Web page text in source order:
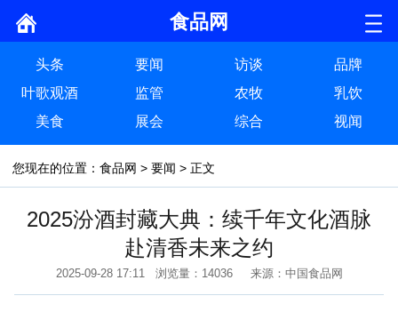
食品网
头条 要闻 访谈
品牌
叶歌观酒
监管 农牧
乳饮
美食
展会 综合 视闻
您现在的位置： 食品网 > 要闻 > 正文
2025汾酒封藏大典：续千年文化酒脉
赴清香未来之约
2025-09-28 17:11 浏览量：14036 来源：中国食品网